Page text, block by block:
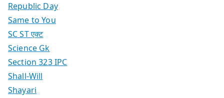
Republic Day
Same to You
SC ST एक्ट
Science Gk
Section 323 IPC
Shall-Will
Shayari